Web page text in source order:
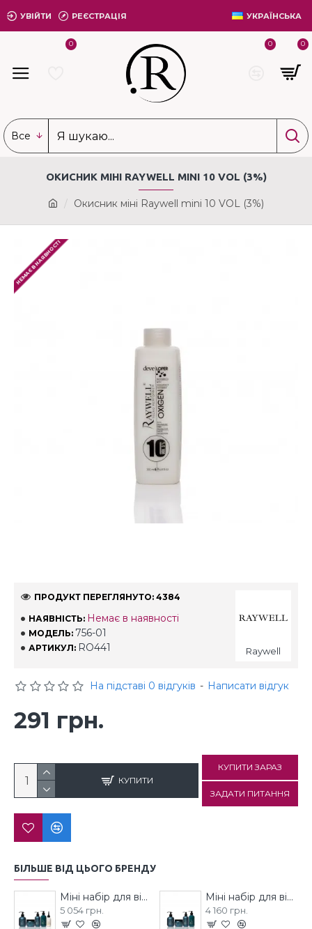
УВІЙТИ РЕЄСТРАЦІЯ УКРАЇНСЬКА
0 0 0
Все
Окисник міні Raywell mini 10 VOL (3%)
ОКИСНИК МІНІ RAYWELL MINI 10 VOL (3%)
НЕМАЄ В НАЯВНОСТІ
НАЯВНІСТЬ: Немає в наявності
МОДЕЛЬ: 756-01
АРТИКУЛ: RO441 Raywell
ПРОДУКТ ПЕРЕГЛЯНУТО: 4384
На підставі 0 відгуків - Написати відгук
291 грн.
КУПИТИ
КУПИТИ ЗАРАЗ
ЗАДАТИ ПИТАННЯ
БІЛЬШЕ ВІД ЦЬОГО БРЕНДУ
Міні набір для відновлення волосся RAYWELL B.IO REPAIR
5 054 грн.
Міні набір для відновлення волосся RAYWELL B.IO REPAIR
4 160 грн.